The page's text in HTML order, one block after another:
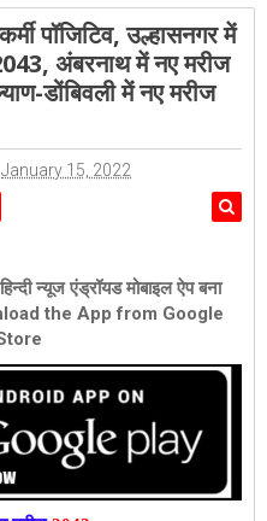
ulhasnagar
में नए मरीज 203 एक्टिव 2043,
डोंबिवली में नए मरीज 1047
पॉजिटिव, उल्हासनगर में
अंबरनाथ में नए मरीज
डोंबिवली में नए मरीज
January 15, 2022
न्यूज एंड्रॉयड मोबाइल ऐप बना
the App from Google